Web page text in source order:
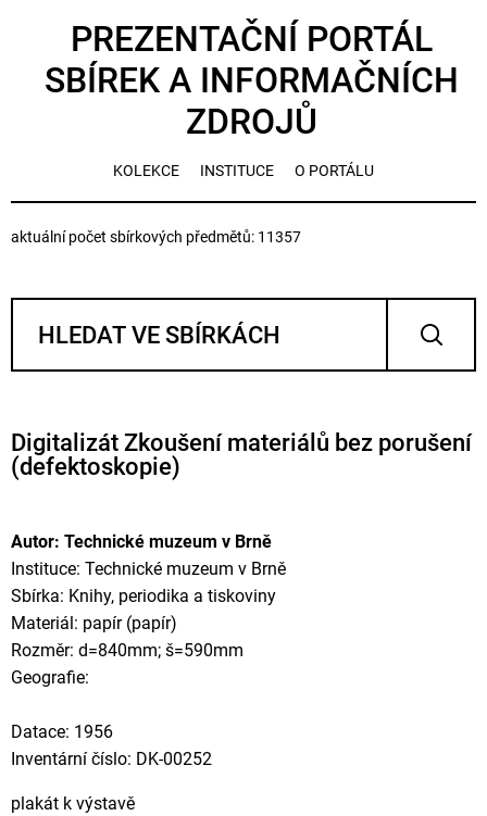
PREZENTAČNÍ PORTÁL
SBÍREK A INFORMAČNÍCH
ZDROJŮ
KOLEKCE INSTITUCE O PORTÁLU
aktuální počet sbírkových předmětů: 11357
Digitalizát Zkoušení materiálů bez porušení
(defektoskopie)
Autor: Technické muzeum v Brně
Instituce: Technické muzeum v Brně
Sbírka: Knihy, periodika a tiskoviny
Materiál: papír (papír)
Rozměr: d=840mm; š=590mm
Geografie:
Datace: 1956
Inventární číslo: DK-00252
plakát k výstavě